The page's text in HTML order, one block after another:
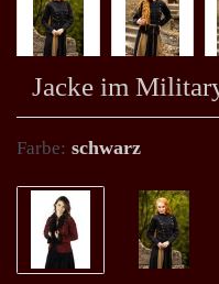
Jacke im
Farbe: schwarz